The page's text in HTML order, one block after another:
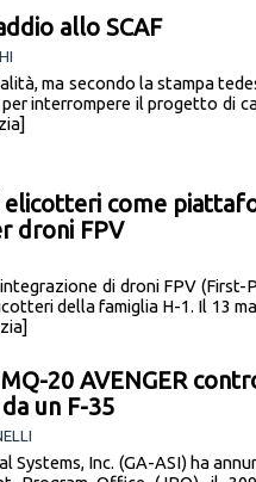
allo SCAF
ma secondo la stampa
interrompere il progetto di
elicotteri come
droni FPV
di droni FPV (First-
della famiglia H-1. Il 13
20 AVENGER
un F-35
Systems, Inc. (GA-ASI) ha